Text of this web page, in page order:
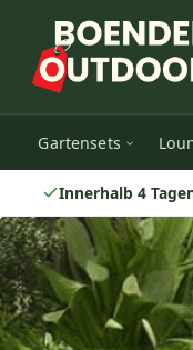
Gartensets
Innerhalb 4